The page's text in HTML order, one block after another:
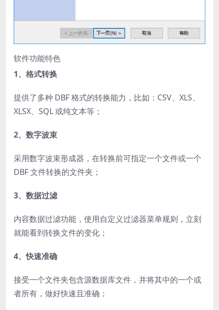
软件功能特色
1、格式转换
提供了多种 DBF 格式的转换能力，比如：CSV、XLS、
XLSX、SQL 或纯文本等；
2、数字波束
采用数字波束形成器，在转换前可指定一个文件或一个
DBF 文件转换的文件夹；
3、数据过滤
内容数据过滤功能，使用自定义过滤器菜单规则，立刻
就能看到转换文件的变化；
4、快速准确
接受一个文件夹包含源数据库文件，并将其中的一个或
者所有，做好快速且准确；